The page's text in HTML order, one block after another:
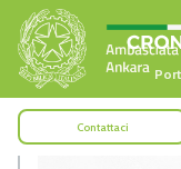
Contattaci